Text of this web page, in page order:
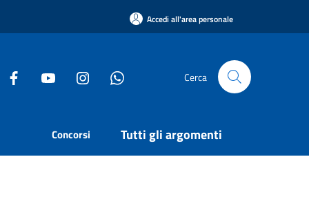
Accedi all'area personale
Cerca
Concorsi Tutti gli argomenti